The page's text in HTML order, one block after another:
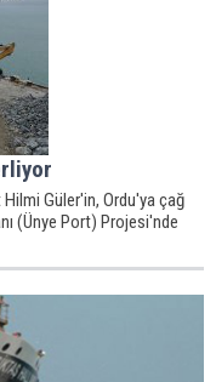
Güler'in, Ordu'ya çağ
(Ünye Port) Projesi'nde